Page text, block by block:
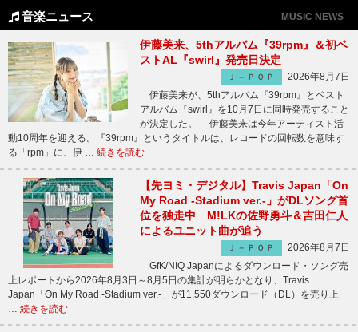
音楽ニュース MUSIC NEWS
伊藤美来、5thアルバム『39rpm』＆初ベ
ストAL『swirl』発売日決定
Ｊ－ＰＯＰ
2026年8月7日
伊藤美来が、5thアルバム『39rpm』とベスト
アルバム『swirl』を10月7日に同時発売すること
が決定した。 伊藤美来は今年アーティスト活
動10周年を迎える。『39rpm』というタイトルは、レコードの回転数を意味す
る「rpm」に、伊 … 続きを読む
【先ヨミ・デジタル】Travis Japan「On
My Road -Stadium ver.-」がDLソング首
位を独走中 M!LKの佐野勇斗＆吉田仁人
によるユニット曲が追う
Ｊ－ＰＯＰ
2026年8月7日
GfK/NIQ Japanによるダウンロード・ソング売
上レポートから2026年8月3日～8月5日の集計が明らかとなり、Travis
Japan「On My Road -Stadium ver.-」が11,550ダウンロード（DL）を売り上
… 続きを読む